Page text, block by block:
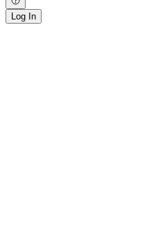
Log In